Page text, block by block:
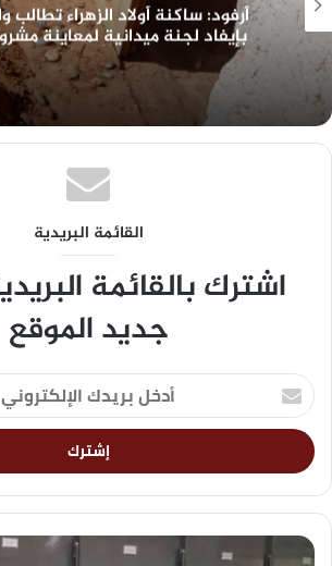
أرفود: ساكنة أولاد الزهراء تطالب
بإيفاد لجنة ميدانية لمعاينة
القائمة البريدية
اشترك بالقائمة
جديد الموقع